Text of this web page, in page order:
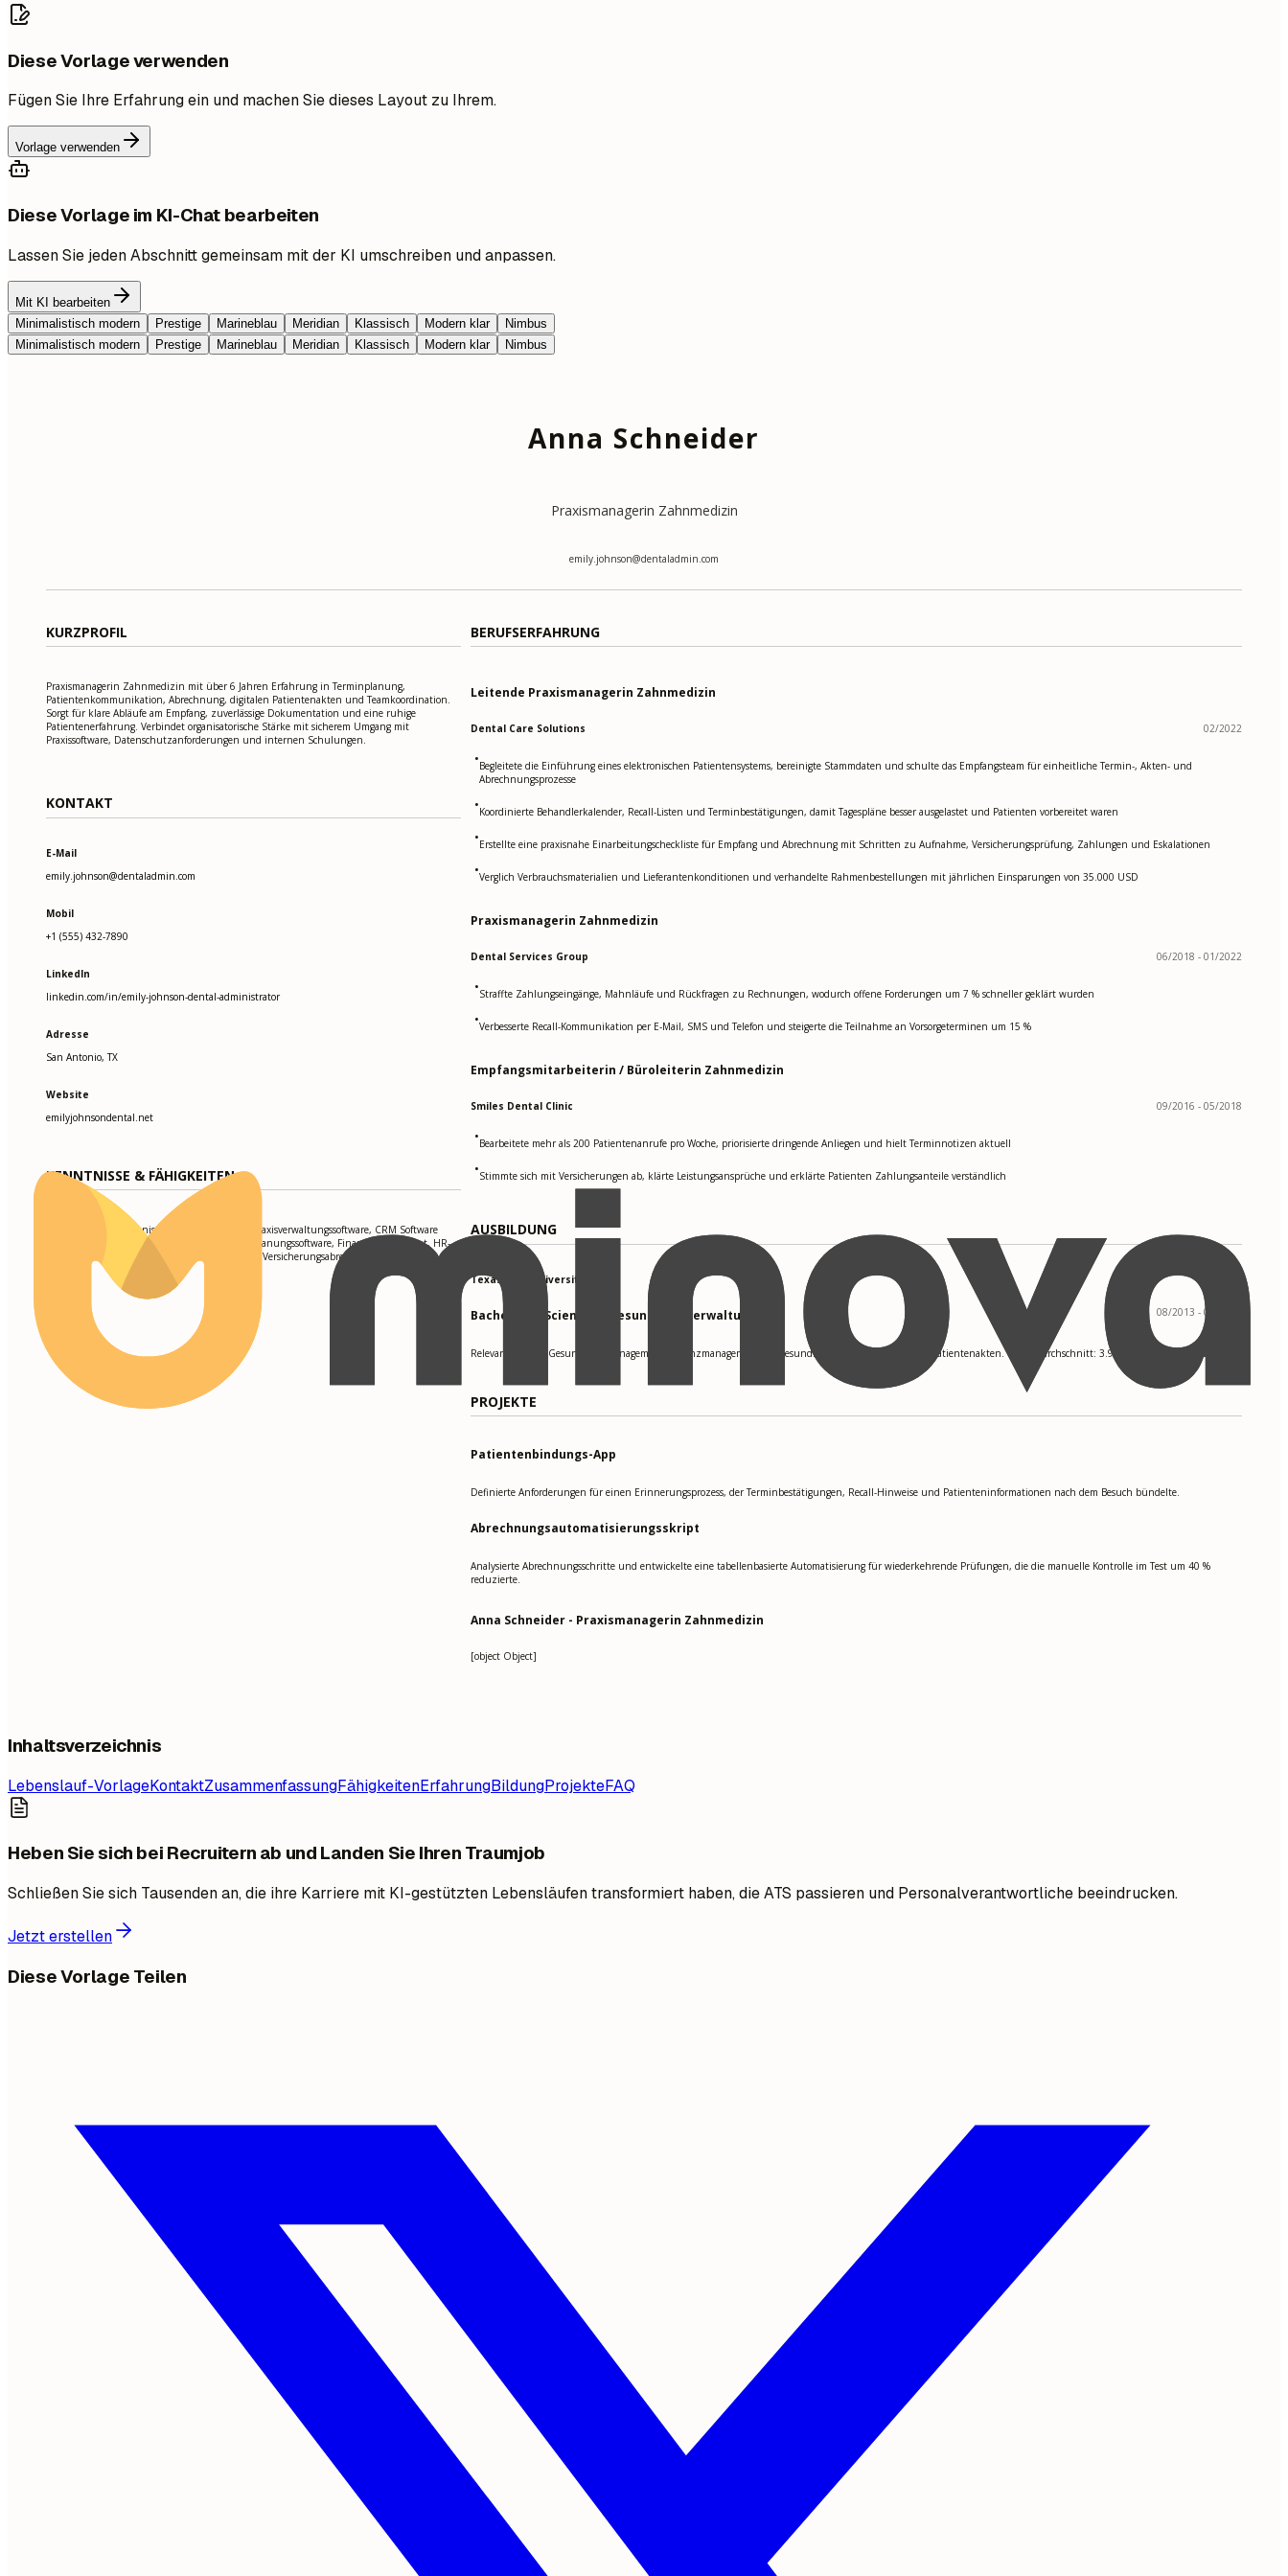
Diese Vorlage verwenden
Fügen Sie Ihre Erfahrung ein und machen Sie dieses Layout zu Ihrem.
Vorlage verwenden
Diese Vorlage im KI-Chat bearbeiten
Lassen Sie jeden Abschnitt gemeinsam mit der KI umschreiben und anpassen.
Mit KI bearbeiten
Minimalistisch modern
Prestige Marineblau Meridian Klassisch Modern klar
Nimbus
Minimalistisch modern
Prestige Marineblau Meridian Klassisch Modern klar Nimbus
Anna Schneider
Praxismanagerin Zahnmedizin
emily.johnson@dentaladmin.com
KURZPROFIL
Praxismanagerin Zahnmedizin mit über 6 Jahren Erfahrung in Terminplanung,
Patientenkommunikation, Abrechnung, digitalen Patientenakten und Teamkoordination.
Sorgt für klare Abläufe am Empfang, zuverlässige Dokumentation und eine ruhige
Patientenerfahrung. Verbindet organisatorische Stärke mit sicherem Umgang mit
Praxissoftware, Datenschutzanforderungen und internen Schulungen.
KONTAKT
E-Mail
emily.johnson@dentaladmin.com
Mobil
+1 (555) 432-7890
LinkedIn
linkedin.com/in/emily-johnson-dental-administrator
Adresse
San Antonio, TX
Website
emilyjohnsondental.net
KENNTNISSE & FÄHIGKEITEN
EHR Systems (Elektronische Patientenakten), Praxisverwaltungssoftware, CRM Software
(Customer Relationship Management), Terminplanungssoftware, Finanzmanagement, HR-
Koordination, Datenschutzkonformität (HIPAA), Versicherungsabrechnung & Kodierung
BERUFSERFAHRUNG
Leitende Praxismanagerin Zahnmedizin
Dental Care Solutions 02/2022
•Begleitete die Einführung eines elektronischen Patientensystems, bereinigte Stammdaten und schulte das Empfangsteam für einheitliche Termin-, Akten- und
Abrechnungsprozesse
•Koordinierte Behandlerkalender, Recall-Listen und Terminbestätigungen, damit Tagespläne besser ausgelastet und Patienten vorbereitet waren
•Erstellte eine praxisnahe Einarbeitungscheckliste für Empfang und Abrechnung mit Schritten zu Aufnahme, Versicherungsprüfung, Zahlungen und Eskalationen
•Verglich Verbrauchsmaterialien und Lieferantenkonditionen und verhandelte Rahmenbestellungen mit jährlichen Einsparungen von 35.000 USD
Praxismanagerin Zahnmedizin
Dental Services Group 06/2018 - 01/2022
•Straffte Zahlungseingänge, Mahnläufe und Rückfragen zu Rechnungen, wodurch offene Forderungen um 7 % schneller geklärt wurden
•Verbesserte Recall-Kommunikation per E-Mail, SMS und Telefon und steigerte die Teilnahme an Vorsorgeterminen um 15 %
Empfangsmitarbeiterin / Büroleiterin Zahnmedizin
Smiles Dental Clinic 09/2016 - 05/2018
•Bearbeitete mehr als 200 Patientenanrufe pro Woche, priorisierte dringende Anliegen und hielt Terminnotizen aktuell
•Stimmte sich mit Versicherungen ab, klärte Leistungsansprüche und erklärte Patienten Zahlungsanteile verständlich
AUSBILDUNG
Texas A&M University
Bachelor of Science in Gesundheitsverwaltung 08/2013 - 05/2017
Relevante Kurse: Gesundheitsmanagement, Finanzmanagement im Gesundheitswesen, Elektronische Patientenakten. Notendurchschnitt: 3.9
PROJEKTE
Patientenbindungs-App
Definierte Anforderungen für einen Erinnerungsprozess, der Terminbestätigungen, Recall-Hinweise und Patienteninformationen nach dem Besuch bündelte.
Abrechnungsautomatisierungsskript
Analysierte Abrechnungsschritte und entwickelte eine tabellenbasierte Automatisierung für wiederkehrende Prüfungen, die die manuelle Kontrolle im Test um 40 %
reduzierte.
Anna Schneider - Praxismanagerin Zahnmedizin
[object Object]
Inhaltsverzeichnis
Lebenslauf-VorlageKontaktZusammenfassungFähigkeitenErfahrungBildungProjekteFAQ
Heben Sie sich bei Recruitern ab und Landen Sie Ihren Traumjob
Schließen Sie sich Tausenden an, die ihre Karriere mit KI-gestützten Lebensläufen transformiert haben, die ATS passieren und Personalverantwortliche beeindrucken.
Jetzt erstellen
Diese Vorlage Teilen